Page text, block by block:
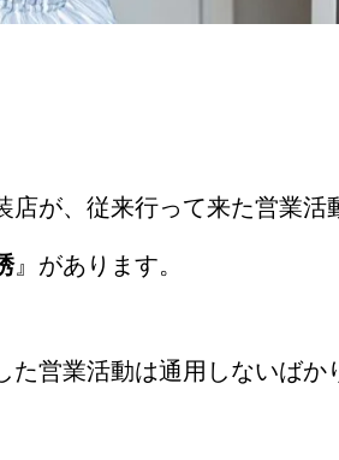
店が、従来行って来た営業活
』があります。
た営業活動は通用しないば